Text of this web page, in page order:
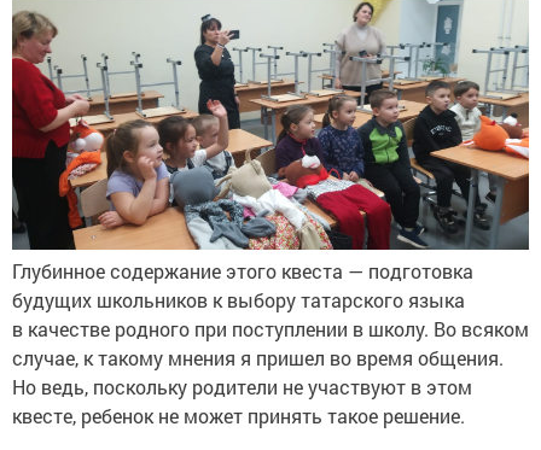
Глубинное содержание этого квеста — подготовка
будущих школьников к выбору татарского языка
в качестве родного при поступлении в школу. Во всяком
случае, к такому мнения я пришел во время общения.
Но ведь, поскольку родители не участвуют в этом
квесте, ребенок не может принять такое решение.